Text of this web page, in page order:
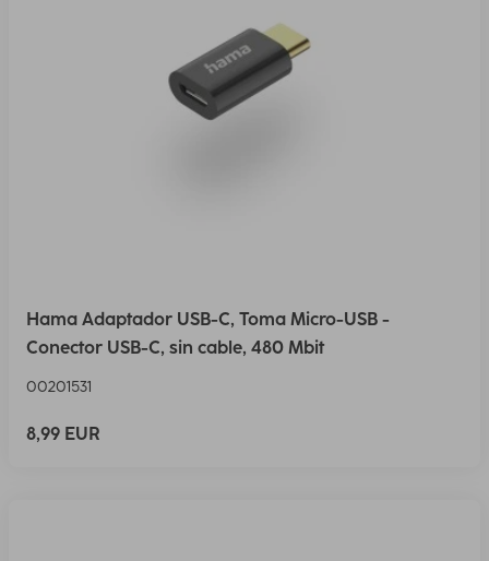
Hama Adaptador USB-C, Toma Micro-USB -
Conector USB-C, sin cable, 480 Mbit
00201531
8,99 EUR